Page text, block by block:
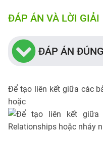
ĐÁP ÁN VÀ LỜI GIẢI
ĐÁP ÁN
Để tạo liên kết giữa các
hoặc